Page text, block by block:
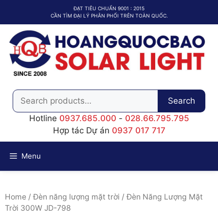
dung
ĐẠT TIÊU CHUẨN 9001 : 2015
CẦN TÌM ĐẠI LÝ PHÂN PHỐI TRÊN TOÀN QUỐC.
Search
for:
Search
Hotline 0937.685.000 - 028.66.795.795
Hợp tác Dự án 0937 017 717
Menu
Home /Đèn năng lượng mặt trời / Đèn Năng Lượng Mặt
Trời 300W JD-798